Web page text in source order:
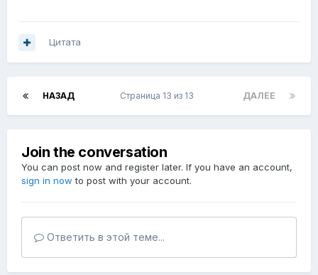
Цитата
НАЗАД ДАЛЕЕ
Страница 13 из 13
Join the conversation
You can post now and register later. If you have an account,
sign in now to post with your account.
Ответить в этой теме...